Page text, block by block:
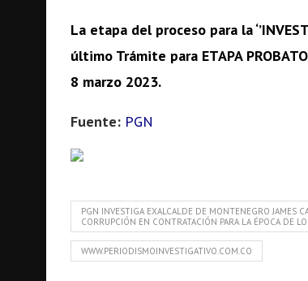
La etapa del proceso para la
último Trámite para ETAPA
8 marzo 2023.
Fuente: PGN
PGN INVESTIGA EXALCALDE DE MONTENEGRO JAMES
CORRUPCIÓN EN CONTRATACIÓN PARA LA ÉPOCA DE
WWW.PERIODISMOINVESTIGATIVO.COM.CO